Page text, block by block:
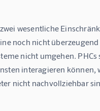
noch nicht
nicht umgehen.
interagieren
nicht nachvollziehbar